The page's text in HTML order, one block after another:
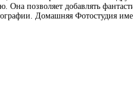
позволяет добавлять
Домашняя Фотостудия